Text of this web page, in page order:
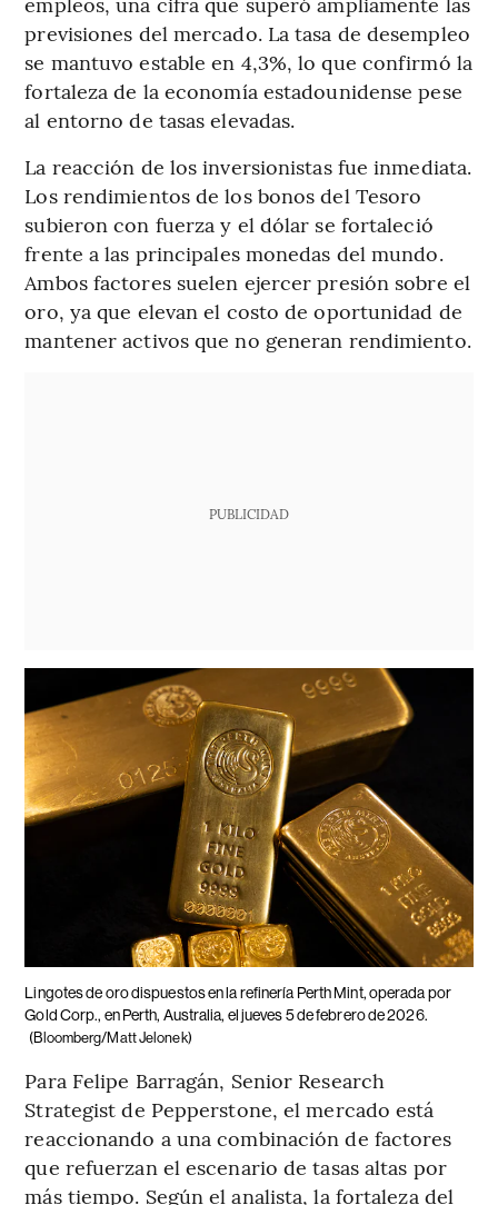
previsiones del mercado. La tasa de desempleo
se mantuvo estable en 4,3%, lo que confirmó la
fortaleza de la economía estadounidense pese
al entorno de tasas elevadas.
La reacción de los inversionistas fue inmediata.
Los rendimientos de los bonos del Tesoro
subieron con fuerza y el dólar se fortaleció
frente a las principales monedas del mundo.
Ambos factores suelen ejercer presión sobre el
oro, ya que elevan el costo de oportunidad de
mantener activos que no generan rendimiento.
PUBLICIDAD
Lingotes de oro dispuestos en la refinería Perth Mint, operada por
Gold Corp., en Perth, Australia, el jueves 5 de febrero de 2026.
(Bloomberg/Matt Jelonek)
Para Felipe Barragán, Senior Research
Strategist de Pepperstone, el mercado está
reaccionando a una combinación de factores
que refuerzan el escenario de tasas altas por
más tiempo. Según el analista, la fortaleza del